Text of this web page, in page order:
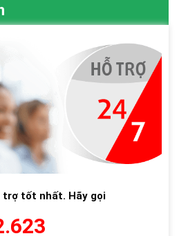
trợ tốt nhất. Hãy gọi